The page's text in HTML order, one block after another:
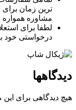
ترین زمان
مشاوره
لطفا برای
درخواستی خود با پشیبانی
دیدگاهها
هیچ دیدگاهی برای